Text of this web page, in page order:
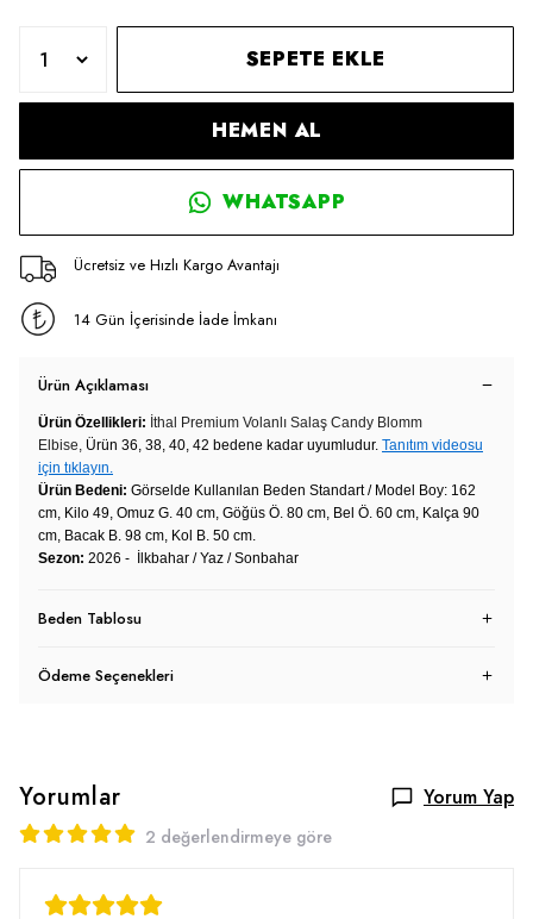
SEPETE EKLE
HEMEN AL
WHATSAPP
Ücretsiz ve Hızlı Kargo Avantajı
14 Gün İçerisinde İade İmkanı
Ürün Açıklaması
Ürün Özellikleri: İthal Premium Volanlı Salaş Candy Blomm
Elbise, Ürün 36, 38, 40, 42 bedene kadar uyumludur. Tanıtım videosu
için tıklayın.
Ürün Bedeni: Görselde Kullanılan Beden Standart / Model Boy: 162
cm, Kilo 49, Omuz G. 40 cm, Göğüs Ö. 80 cm, Bel Ö. 60 cm, Kalça 90
cm, Bacak B. 98 cm, Kol B. 50 cm.
Sezon: 2026 - İlkbahar / Yaz / Sonbahar
Beden Tablosu
Ödeme Seçenekleri
Yorumlar Yorum Yap
2 değerlendirmeye göre